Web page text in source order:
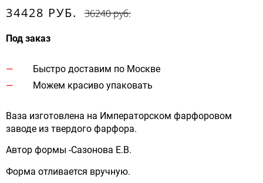
34428 РУБ. 36240 руб.
Под заказ
Быстро доставим по Москве
Можем красиво упаковать
Ваза изготовлена на Императорском фарфоровом
заводе из твердого фарфора.
Автор формы -Сазонова Е.В.
Форма отливается вручную.